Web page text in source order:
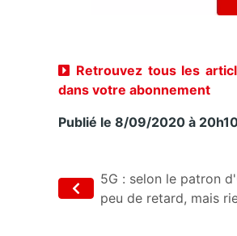
Retrouvez tous les
dans votre abonnement
Publié le 8/09/2020 à
5G : selon le patron
peu de retard, mais